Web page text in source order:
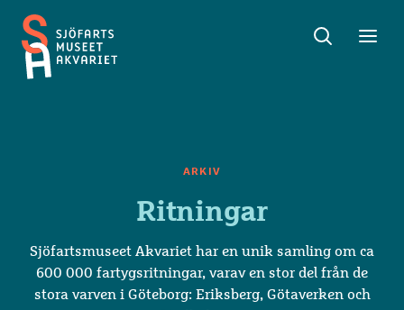
Sjöfartsmuseet
Toggle
ARKIV
Ritningar
Sjöfartsmuseet Akvariet har en unik samling om ca
600 000 fartygsritningar, varav en stor del från de
stora varven i Göteborg: Eriksberg, Götaverken och